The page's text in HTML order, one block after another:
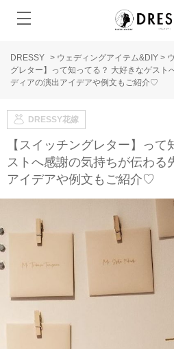
DRESSY > ウェディングアイテム&DIY >
グレター】って知ってる？ 大好きなゲスト
ディアの演出アイデアや例文もご紹介♡
DRESSY花嫁
【スイッチングレター】っ
ストへ感謝の気持ちが伝わる
アイデアや例文もご紹介♡